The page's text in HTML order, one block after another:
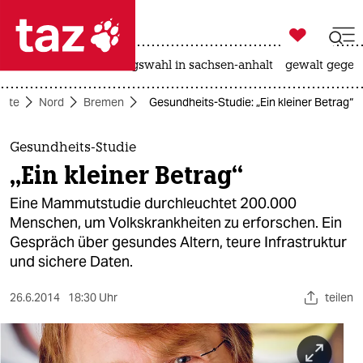
 taz zahl ich
taz zahl ich
themen
politik
öko
gesellschaft
kultur
sport

taz zahl ich
landtagswahl in sachsen-anhalt gewalt
Nord Bremen Gesundheits-Studie: „Ein kleiner Betrag“
Gesundheits-Studie
„Ein kleiner Betrag“
Eine Mammutstudie durchleuchtet 200.000
Menschen, um Volkskrankheiten zu erforschen. Ein
Gespräch über gesundes Altern, teure Infrastruktur
und sichere Daten.
26.6.2014 18:30 Uhr teilen